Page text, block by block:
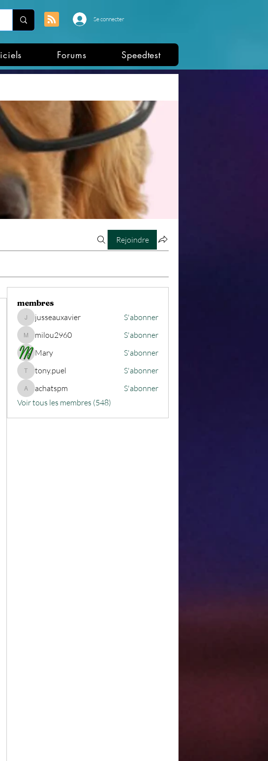
Se connecter
Forums Speedtest
Rejoindre
membres
jusseauxavier
jusseauxavier S'abonner
milou2960
milou2960
S'abonner
Mary
S'abonner
tony.puel
tony.puel S'abonner
achatspm
achatspm
S'abonner
Voir tous les membres (548)